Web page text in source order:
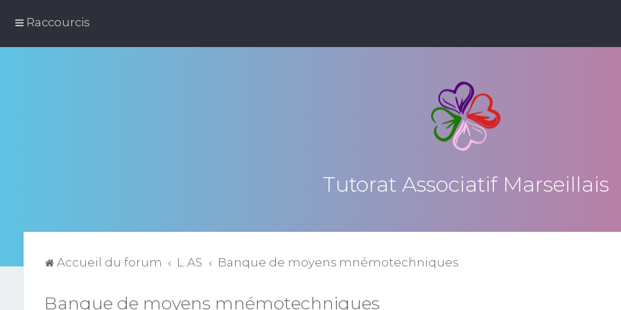
Raccourcis
Tutorat Associatif Marseillais
Accueil du forum L.AS Banque de moyens mnémotechniques
Banque de moyens mnémotechniques